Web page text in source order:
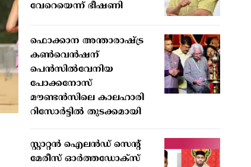
വേറെയെന്ന് ഭീഷണി
ഫൊക്കാന അന്താരാഷ്ട്ര
കൺവെൻഷന്
പെൻസിൽവേനിയ
പോക്കനോസ്
മൗണ്ടൻസിലെ കാലഹാരി
റിസോർട്ടിൽ തുടക്കമായി
സ്റ്റാറ്റന്‍ ഐലന്‍ഡ് സെന്റ്
മേരീസ് ഓര്‍ത്തഡോക്‌സ്